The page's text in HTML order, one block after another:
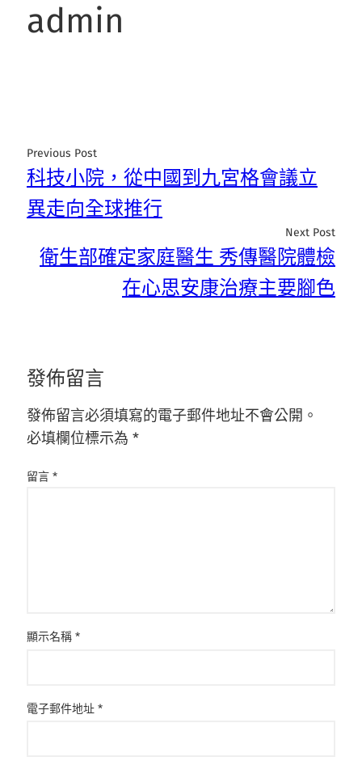
admin
Previous Post
科技小院，從中國到九宮格會議立
異走向全球推行
Next Post
衛生部確定家庭醫生 秀傳醫院體檢
在心思安康治療主要腳色
發佈留言
發佈留言必須填寫的電子郵件地址不會公開。
必填欄位標示為 *
留言 *
顯示名稱 *
電子郵件地址 *